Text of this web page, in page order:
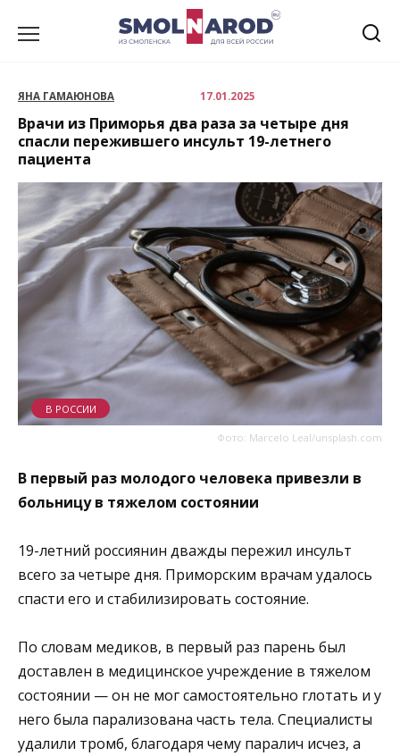
ЯНА ГАМАЮНОВА 17.01.2025
Врачи из Приморья два раза за четыре дня
спасли пережившего инсульт 19-летнего
пациента
Фото: Marcelo Leal/unsplash.com
В РОССИИ
В первый раз молодого человека привезли в
больницу в тяжелом состоянии
19-летний россиянин дважды пережил инсульт
всего за четыре дня. Приморским врачам удалось
спасти его и стабилизировать состояние.
По словам медиков, в первый раз парень был
доставлен в медицинское учреждение в тяжелом
состоянии — он не мог самостоятельно глотать и у
него была парализована часть тела. Специалисты
удалили тромб, благодаря чему паралич исчез, а